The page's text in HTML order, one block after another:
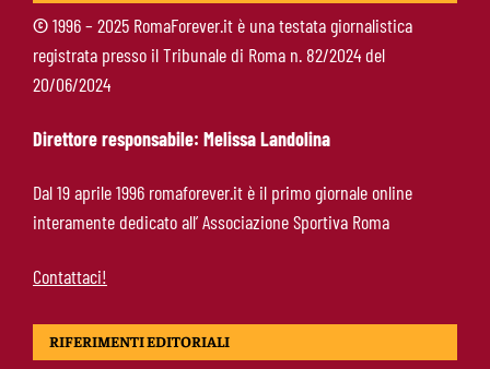
De Rossi si schiera con Gasperini: “Il mercato così devasta tutti“ e poi la
battuta sulla Roma
Mercato Roma, Gasperini promuove un
giovane: resterà in prima squadra dopo il
precampionato
©1996 – 2025 RomaForever.it è una testata giornalistica
registrata presso il Tribunale di Roma n. 82/2024 del
20/06/2024
Direttore responsabile: Melissa Landolina
Dal 19 aprile 1996 romaforever.it è il primo giornale online
interamente dedicato all’ Associazione Sportiva Roma
Contattaci!
RIFERIMENTI EDITORIALI